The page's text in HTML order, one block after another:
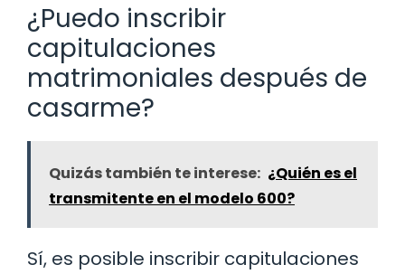
¿Puedo inscribir
capitulaciones
matrimoniales después de
casarme?
Quizás también te interese: ¿Quién es el
transmitente en el modelo 600?
Sí, es posible inscribir capitulaciones